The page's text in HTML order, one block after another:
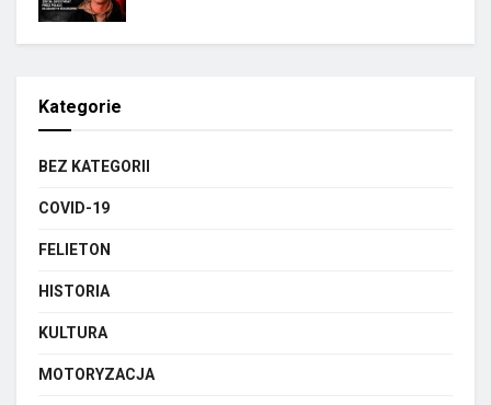
Kategorie
BEZ KATEGORII
COVID-19
FELIETON
HISTORIA
KULTURA
MOTORYZACJA